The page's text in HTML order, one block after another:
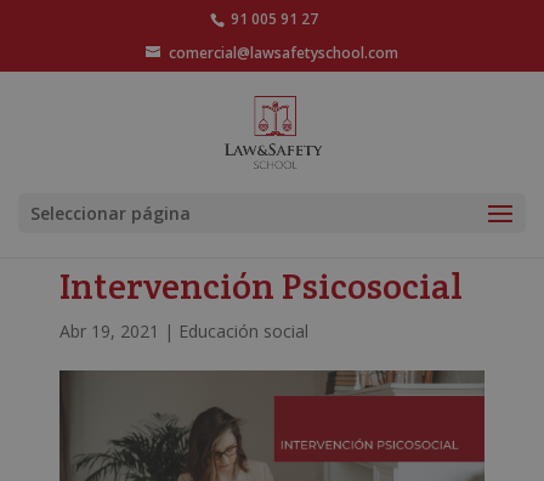
91 005 91 27
comercial@lawsafetyschool.com
Seleccionar página
Intervención Psicosocial
Abr 19, 2021 | Educación social